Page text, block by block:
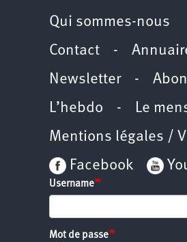
Qui sommes-nous
Contact -
Newsletter-
L’hebdo - Le
Mentions légales /
Facebook
Username
Mot de passe